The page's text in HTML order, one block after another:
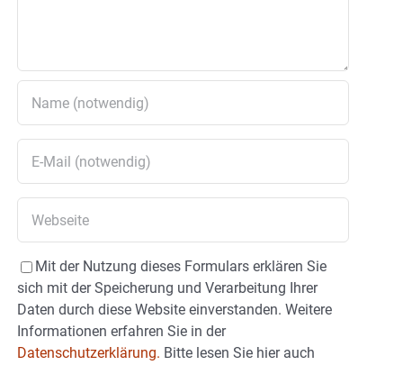
Mit der Nutzung dieses Formulars erklären Sie
sich mit der Speicherung und Verarbeitung Ihrer
Daten durch diese Website einverstanden. Weitere
Informationen erfahren Sie in der
Datenschutzerklärung. Bitte lesen Sie hier auch